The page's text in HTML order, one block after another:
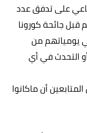
على تدفق عدد
قبل جائحة كورونا
يومياتهم من
التحدث في أي
أن ماكانوا